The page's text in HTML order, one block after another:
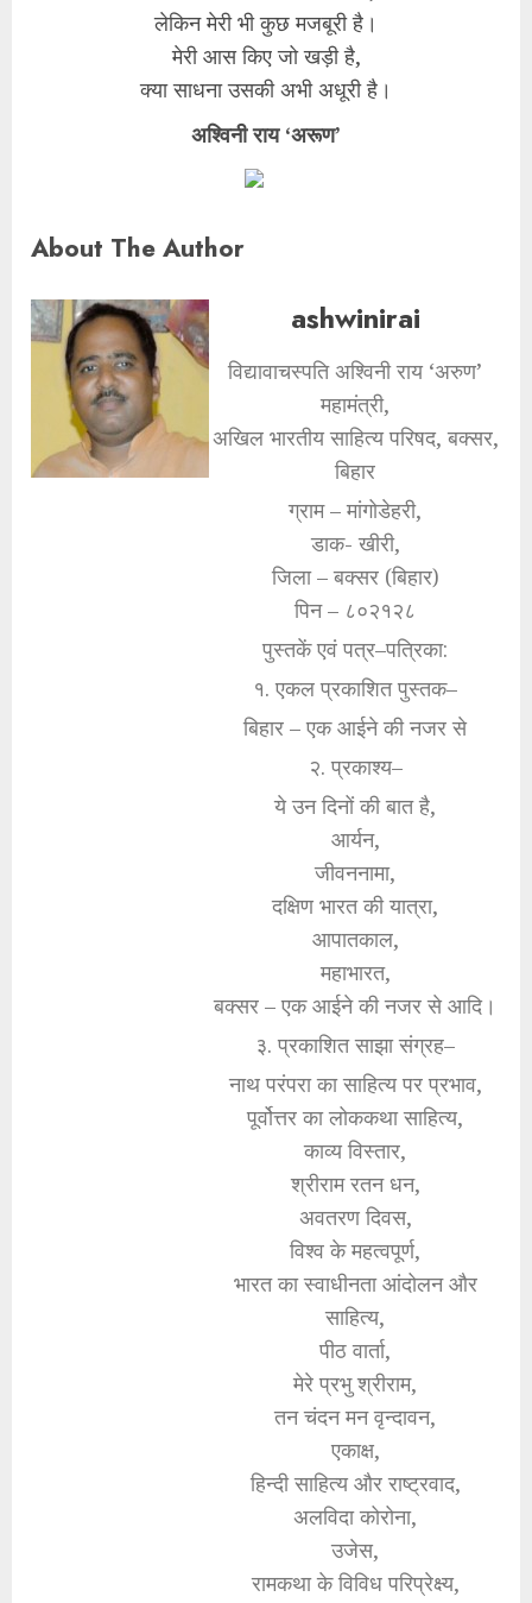
लेकिन मेरी भी कुछ मजबूरी है।
मेरी आस किए जो खड़ी है,
क्या साधना उसकी अभी अधूरी है।
अश्विनी राय ‘अरूण’
About The Author
ashwinirai
विद्यावाचस्पति अश्विनी राय ‘अरुण’
महामंत्री,
अखिल भारतीय साहित्य परिषद, बक्सर,
बिहार
ग्राम – मांगोडेहरी,
डाक- खीरी,
जिला – बक्सर (बिहार)
पिन – ८०२१२८
पुस्तकें एवं पत्र–पत्रिका:
१. एकल प्रकाशित पुस्तक–
बिहार – एक आईने की नजर से
२. प्रकाश्य–
ये उन दिनों की बात है,
आर्यन,
जीवननामा,
दक्षिण भारत की यात्रा,
आपातकाल,
महाभारत,
बक्सर – एक आईने की नजर से आदि।
३. प्रकाशित साझा संग्रह–
नाथ परंपरा का साहित्य पर प्रभाव,
पूर्वोत्तर का लोककथा साहित्य,
काव्य विस्तार,
श्रीराम रतन धन,
अवतरण दिवस,
विश्व के महत्वपूर्ण,
भारत का स्वाधीनता आंदोलन और
साहित्य,
पीठ वार्ता,
मेरे प्रभु श्रीराम,
तन चंदन मन वृन्दावन,
एकाक्ष,
हिन्दी साहित्य और राष्ट्रवाद,
अलविदा कोरोना,
उजेस,
रामकथा के विविध परिप्रेक्ष्य,